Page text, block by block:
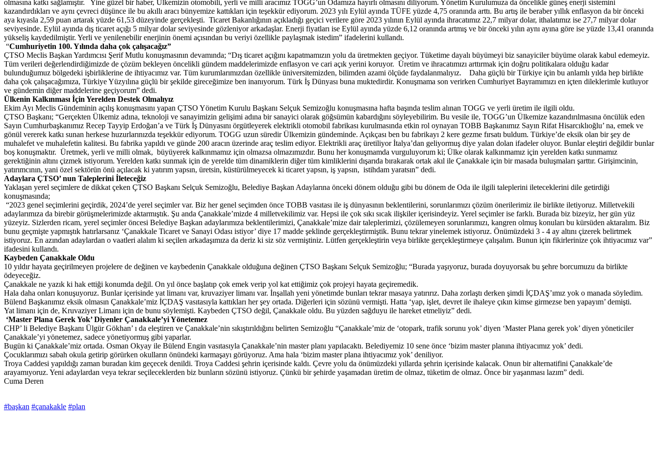
olmasına katkı sağlamıştır. Yine güzel bir haber, Ülkemizin otomobili, yerli ve milli aracımız TOGG’un Odamıza hayırlı olmasını diliyorum. Yönetim Kurulumuza da öncelikle güneş enerji sistemini
kazandırdıkları ve aynı çevreci düşünce ile bu akıllı aracı bünyemize kattıkları için teşekkür ediyorum. 2023 yılı Eylül ayında TÜFE yüzde 4,75 oranında arttı. Bu artış ile beraber yıllık enflasyon da bir önceki
aya kıyasla 2,59 puan artarak yüzde 61,53 düzeyinde gerçekleşti. Ticaret Bakanlığının açıkladığı geçici verilere göre 2023 yılının Eylül ayında ihracatımız 22,7 milyar dolar, ithalatımız ise 27,7 milyar dolar
seviyesinde. Eylül ayında dış ticaret açığı 5 milyar dolar seviyesinde gözleniyor arkadaşlar. Enerji fiyatları ise Eylül ayında yüzde 6,12 oranında artmış ve bir önceki yılın aynı ayına göre ise yüzde 13,41 oranında
yükseliş kaydedilmiştir. Yerli ve yenilenebilir enerjinin önemi açısından bu veriyi özellikle paylaşmak istedim” ifadelerini kullandı.
“Cumhuriyetin 100. Yılında daha çok çalışacağız”
ÇTSO Meclis Başkan Yardımcısı Şerif Mutlu konuşmasının devamında; “Dış ticaret açığını kapatmamızın yolu da üretmekten geçiyor. Tüketime dayalı büyümeyi biz sanayiciler büyüme olarak kabul edemeyiz.
Tüm verileri değerlendirdiğimizde de çözüm bekleyen öncelikli gündem maddelerimizde enflasyon ve cari açık yerini koruyor. Üretim ve ihracatımızı arttırmak için doğru politikalara olduğu kadar
bulunduğumuz bölgedeki işbirliklerine de ihtiyacımız var. Tüm kurumlarımızdan özellikle üniversitemizden, bilimden azami ölçüde faydalanmalıyız. Daha güçlü bir Türkiye için bu anlamlı yılda hep birlikte
daha çok çalışacağımıza, Türkiye Yüzyılına güçlü bir şekilde gireceğimize ben inanıyorum. Türk İş Dünyası buna muktedirdir. Konuşmama son verirken Cumhuriyet Bayramımızı en içten dileklerimle kutluyor
ve gündemin diğer maddelerine geçiyorum” dedi.
Ülkenin Kalkınması İçin Yerelden Destek Olmalıyız
Ekim Ayı Meclis Gündeminin açılış konuşmasını yapan ÇTSO Yönetim Kurulu Başkanı Selçuk Semizoğlu konuşmasına hafta başında teslim alınan TOGG ve yerli üretim ile ilgili oldu.
ÇTSO Başkanı; “Gerçekten Ülkemiz adına, teknoloji ve sanayimizin gelişimi adına bir sanayici olarak göğsümün kabardığını söyleyebilirim. Bu vesile ile, TOGG’un Ülkemize kazandırılmasına öncülük eden
Sayın Cumhurbaşkanımız Recep Tayyip Erdoğan’a ve Türk İş Dünyasını örgütleyerek elektrikli otomobil fabrikası kurulmasında etkin rol oynayan TOBB Başkanımız Sayın Rifat Hisarcıklıoğlu’ na, emek ve
gönül vererek katkı sunan herkese huzurlarınızda teşekkür ediyorum. TOGG uzun süredir Ülkemizin gündeminde. Açıkçası ben bu fabrikayı 2 kere gezme fırsatı buldum. Türkiye’de eksik olan bir şey de
muhalefet ve muhalefetin kalitesi. Bu fabrika yapıldı ve günde 200 aracın üzerinde araç teslim ediyor. Elektrikli araç üretiliyor İtalya’dan geliyormuş diye yalan dolan ifadeler oluyor. Bunlar eleştiri değildir bunlar
boş konuşmaktır. Üretmek, yerli ve milli olmak, büyüyerek kalkınmamız için olmazsa olmazımızdır. Bunu her konuşmamda vurguluyorum ki; Ülke olarak kalkınmamız için yerelden katkı sunmamız
gerektiğinin altını çizmek istiyorum. Yerelden katkı sunmak için de yerelde tüm dinamiklerin diğer tüm kimliklerini dışarıda bırakarak ortak akıl ile Çanakkale için bir masada buluşmaları şarttır. Girişimcinin,
yatırımcının, yani özel sektörün önü açılacak ki yatırım yapsın, üretsin, küstürülmeyecek ki ticaret yapsın, iş yapsın, istihdam yaratsın” dedi.
Adaylara ÇTSO’ nun Taleplerini İleteceğiz
Yaklaşan yerel seçimlere de dikkat çeken ÇTSO Başkanı Selçuk Semizoğlu, Belediye Başkan Adaylarına önceki dönem olduğu gibi bu dönem de Oda ile ilgili taleplerini ileteceklerini dile getirdiği
konuşmasında;
“2023 genel seçimlerini geçirdik, 2024’de yerel seçimler var. Biz her genel seçimden önce TOBB vasıtası ile iş dünyasının beklentilerini, sorunlarımızı çözüm önerilerimiz ile birlikte iletiyoruz. Milletvekili
adaylarımıza da birebir görüşmelerimizde aktarmıştık. Şu anda Çanakkale’mizde 4 milletvekilimiz var. Hepsi ile çok sıkı sıcak ilişkiler içerisindeyiz. Yerel seçimler ise farklı. Burada biz bizeyiz, her gün yüz
yüzeyiz. Sizlerden ricam, yerel seçimler öncesi Belediye Başkan adaylarımıza beklentilerimizi, Çanakkale’mize dair taleplerimizi, çözülemeyen sorunlarımızı, kangren olmuş konuları bu kürsüden aktaralım. Biz
bunu geçmişte yapmıştık hatırlarsanız ‘Çanakkale Ticaret ve Sanayi Odası istiyor’ diye 17 madde şeklinde gerçekleştirmiştik. Bunu tekrar yinelemek istiyoruz. Önümüzdeki 3 - 4 ay altını çizerek belirtmek
istiyoruz. En azından adaylardan o vaatleri alalım ki seçilen arkadaşımıza da deriz ki siz söz vermiştiniz. Lütfen gerçekleştirin veya birlikte gerçekleştirmeye çalışalım. Bunun için fikirlerinize çok ihtiyacımız var”
ifadesini kullandı.
Kaybeden Çanakkale Oldu
10 yıldır hayata geçirilmeyen projelere de değinen ve kaybedenin Çanakkale olduğuna değinen ÇTSO Başkanı Selçuk Semizoğlu; “Burada yaşıyoruz, burada doyuyorsak bu şehre borcumuzu da birlikte
ödeyeceğiz.
Çanakkale ne yazık ki hak ettiği konumda değil. On yıl önce başlatıp çok emek verip yol kat ettiğimiz çok projeyi hayata geçiremedik.
Hala daha onları konuşuyoruz. Bunlar içerisinde yat limanı var, kruvaziyer limanı var. İnşallah yeni yönetimde bunları tekrar masaya yatırırız. Daha zorlaştı derken şimdi İÇDAŞ’ımız yok o manada söyledim.
Bülend Başkanımız eksik olmasın Çanakkale’miz İÇDAŞ vasıtasıyla kattıkları her şey ortada. Diğerleri için sözünü vermişti. Hatta ‘yap, işlet, devret ile ihaleye çıkın kimse girmezse ben yapayım’ demişti.
Yat limanı için de, Kruvaziyer Limanı için de bunu söylemişti. Kaybeden ÇTSO değil, Çanakkale oldu. Bu yüzden sağduyu ile hareket etmeliyiz” dedi.
‘Master Plana Gerek Yok’ Diyenler Çanakkale’yi Yönetemez
CHP’ li Belediye Başkanı Ülgür Gökhan’ ı da eleştiren ve Çanakkale’nin sıkıştırıldığını belirten Semizoğlu “Çanakkale’miz de ‘otopark, trafik sorunu yok’ diyen ‘Master Plana gerek yok’ diyen yöneticiler
Çanakkale’yi yönetemez, sadece yönetiyormuş gibi yaparlar.
Bugün ki Çanakkale’miz ortada. Osman Okyay ile Bülend Engin vasıtasıyla Çanakkale’nin master planı yapılacaktı. Belediyemiz 10 sene önce ‘bizim master planına ihtiyacımız yok’ dedi.
Çocuklarımızı sabah okula getirip görürken okulların önündeki karmaşayı görüyoruz. Ama hala ‘bizim master plana ihtiyacımız yok’ deniliyor.
Troya Caddesi yapıldığı zaman buradan kim geçecek denildi. Troya Caddesi şehrin içerisinde kaldı. Çevre yolu da önümüzdeki yıllarda şehrin içerisinde kalacak. Onun bir alternatifini Çanakkale’de
arayamıyoruz. Yeni adaylardan veya tekrar seçileceklerden biz bunların sözünü istiyoruz. Çünkü bir şehirde yaşamadan üretim de olmaz, tüketim de olmaz. Önce bir yaşanması lazım” dedi.
Cuma Deren
#başkan #çanakakle #plan